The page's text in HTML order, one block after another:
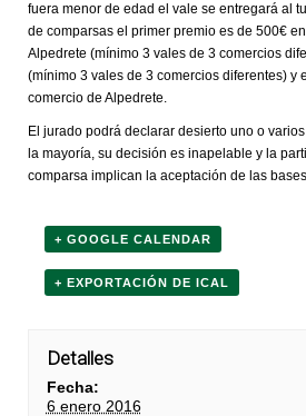
fuera menor de edad el vale se entregará al
de comparsas el primer premio es de 500€
Alpedrete (mínimo 3 vales de 3 comercios
(mínimo 3 vales de 3 comercios diferentes) y
comercio de Alpedrete.
El jurado podrá declarar desierto uno o
la mayoría, su decisión es inapelable y la
comparsa implican la aceptación de las
+ GOOGLE CALENDAR
+ EXPORTACIÓN DE ICAL
Detalles
Fecha:
6 enero 2016